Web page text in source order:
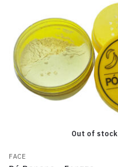
Out of stock
FACE